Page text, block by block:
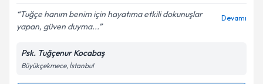
Kişisel verilerimin işlenmesine ilişkin
Metni'ni okudum ve kişisel verilerimin belirtilen
kapsamda işlenmesini kabul ediyorum.
Tuğçe hanım benim için hayatıma etkili dokunuşlar
yapan, güven duyma...
Devamı
Psk. Tuğçenur Kocabaş
Büyükçekmece, İstanbul